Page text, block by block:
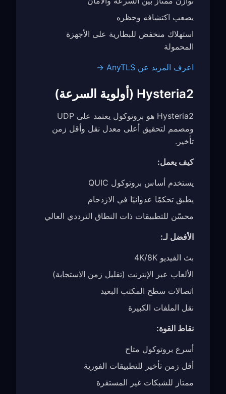
يصعب اكتشافه وحظره
استهلاك منخفض للبطارية على الأجهزة
المحمولة
اعرف المزيد عن AnyTLS →
Hysteria2 (أولوية السرعة)
Hysteria2 هو بروتوكول يعتمد على UDP
ومصمم لتحقيق أعلى معدل نقل وأقل زمن
تأخير.
كيف يعمل:
يستخدم أساس بروتوكول QUIC
يطبق تحكمًا عدوانيًا في الازدحام
محسّن للتطبيقات ذات النطاق الترددي العالي
الأفضل لـ:
بث الفيديو 4K/8K
الألعاب عبر الإنترنت (تقليل زمن الاستجابة)
اتصالات سطح المكتب البعيد
نقل الملفات الكبيرة
نقاط القوة:
أسرع بروتوكول متاح
أقل زمن تأخير للتطبيقات الفورية
ممتاز للشبكات غير المستقرة